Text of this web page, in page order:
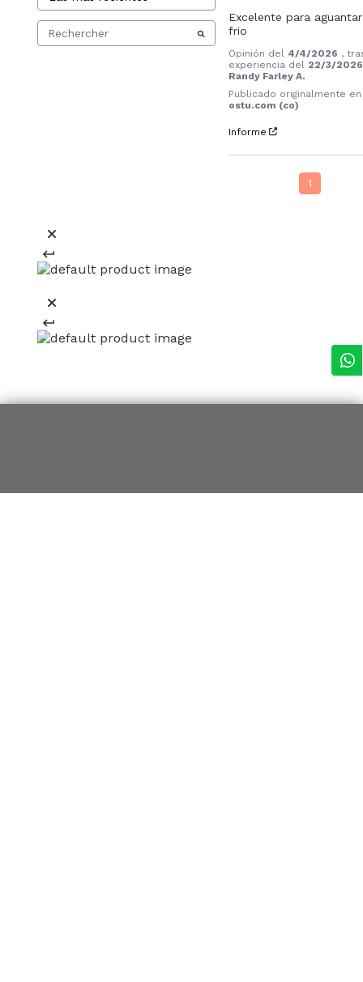
Excelente para
frio
Opinión del 4/4/2026 ,
experiencia del 22/3/2026
Randy Farley A.
Publicado originalmente en
ostu.com (co)
Informe
1